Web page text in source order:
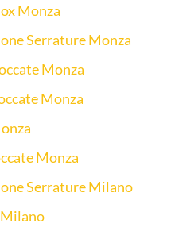
Monza
Serrature Monza
Monza
Monza
Monza
Serrature Milano